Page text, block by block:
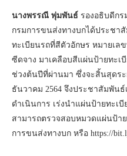
นางพรรณี พุ่มพันธ์ รองอธิบดีกร
กรมการขนส่งทางบกได้ประชา
ทะเบียนรถที่สีตัวอักษร หมายเล
ซีดจาง มาเคลือบสีแผ่นป้ายทะเ
ช่วงต้นปีที่ผ่านมา ซึ่งจะสิ้นสุดระ
ธันวาคม 2564 จึงประชาสัมพันธ์
ดำเนินการ เร่งนำแผ่นป้ายทะเ
สามารถตรวจสอบหมวดแผ่นป้า
การขนส่งทางบก หรือ https://